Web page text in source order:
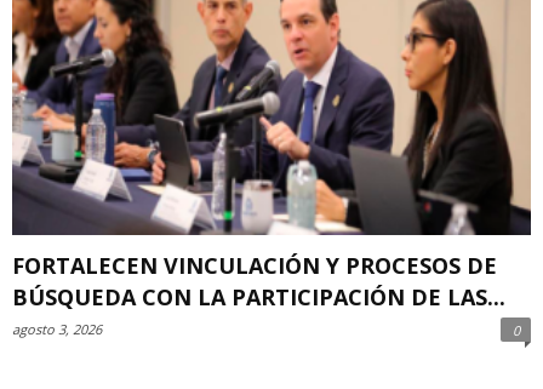
FORTALECEN VINCULACIÓN Y PROCESOS DE
BÚSQUEDA CON LA PARTICIPACIÓN DE LAS...
agosto 3, 2026 0